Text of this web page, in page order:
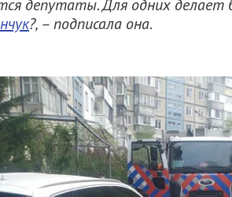
депутаты. Для одних делает
?, – подписала она.